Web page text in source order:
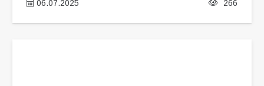
06.07.2025 266